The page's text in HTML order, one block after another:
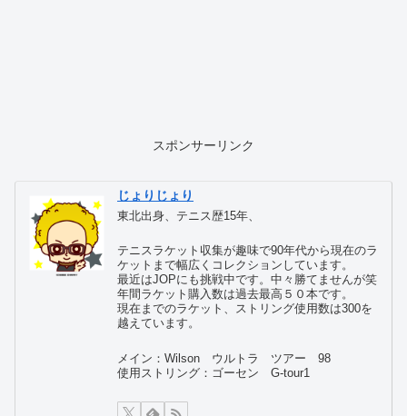
スポンサーリンク
じょりじょり
東北出身、テニス歴15年、
テニスラケット収集が趣味で90年代から現在のラ
ケットまで幅広くコレクションしています。
最近はJOPにも挑戦中です。中々勝てませんが笑
年間ラケット購入数は過去最高５０本です。
現在までのラケット、ストリング使用数は300を
越えています。
メイン：Wilson ウルトラ ツアー 98
使用ストリング：ゴーセン G-tour1